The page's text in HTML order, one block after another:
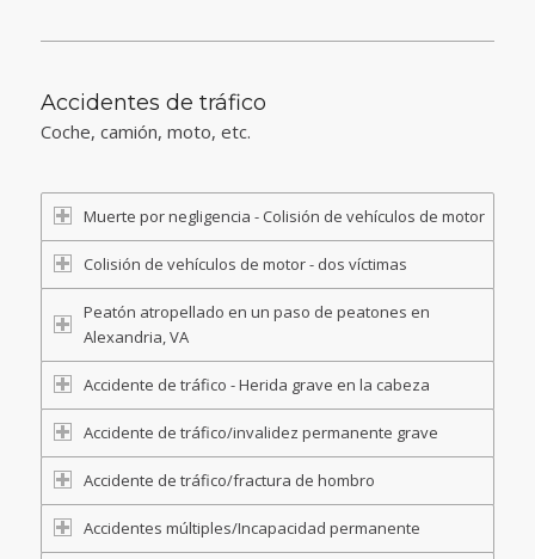
Accidentes de tráfico
Coche, camión, moto, etc.
Muerte por negligencia - Colisión de vehículos de motor
Colisión de vehículos de motor - dos víctimas
Peatón atropellado en un paso de peatones en
Alexandria, VA
Accidente de tráfico - Herida grave en la cabeza
Accidente de tráfico/invalidez permanente grave
Accidente de tráfico/fractura de hombro
Accidentes múltiples/Incapacidad permanente